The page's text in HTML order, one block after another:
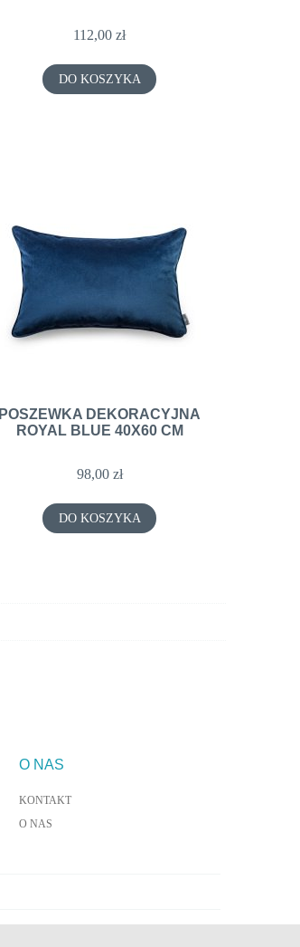
112,00 zł
DO KOSZYKA
POSZEWKA DEKORACYJNA
ROYAL BLUE 40X60 CM
98,00 zł
DO KOSZYKA
O NAS
KONTAKT
O NAS